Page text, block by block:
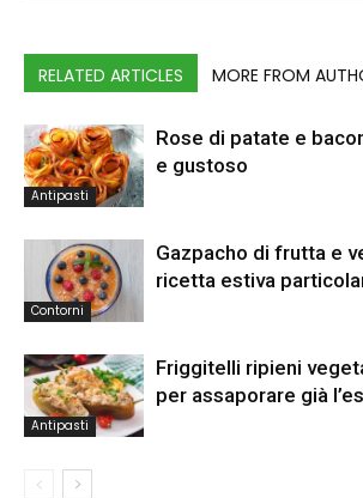
RELATED ARTICLES MORE FROM
Antipasti
Rose di patate e
e gustoso
Contorni
Gazpacho di frutta e
ricetta estiva
Antipasti
Friggitelli ripieni
per assaporare già